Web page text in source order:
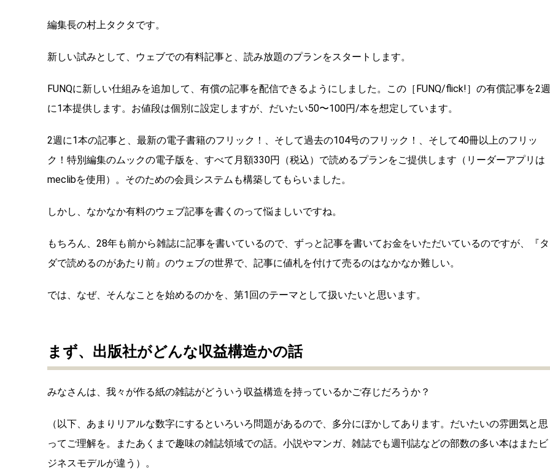
編集長の村上タクタです。
新しい試みとして、ウェブでの有料記事と、読み放題のプランをスタートします。
FUNQに新しい仕組みを追加して、有償の記事を配信できるようにしました。この［FUNQ/flick!］の有償記事を2週
に1本提供します。お値段は個別に設定しますが、だいたい50〜100円/本を想定しています。
2週に1本の記事と、最新の電子書籍のフリック！、そして過去の104号のフリック！、そして40冊以上のフリッ
ク！特別編集のムックの電子版を、すべて月額330円（税込）で読めるプランをご提供します（リーダーアプリは
meclibを使用）。そのための会員システムも構築してもらいました。
しかし、なかなか有料のウェブ記事を書くのって悩ましいですね。
もちろん、28年も前から雑誌に記事を書いているので、ずっと記事を書いてお金をいただいているのですが、『タ
ダで読めるのがあたり前』のウェブの世界で、記事に値札を付けて売るのはなかなか難しい。
では、なぜ、そんなことを始めるのかを、第1回のテーマとして扱いたいと思います。
まず、出版社がどんな収益構造かの話
みなさんは、我々が作る紙の雑誌がどういう収益構造を持っているかご存じだろうか？
（以下、あまりリアルな数字にするといろいろ問題があるので、多分にぼかしてあります。だいたいの雰囲気と思
ってご理解を。またあくまで趣味の雑誌領域での話。小説やマンガ、雑誌でも週刊誌などの部数の多い本はまたビ
ジネスモデルが違う）。